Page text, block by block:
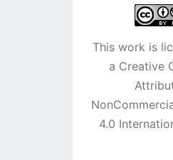
This work is
a Creative
4.0